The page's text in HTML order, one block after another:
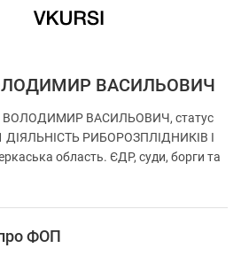
ВАСИЛЬОВИЧ
ВОЛОДИМИР ВАСИЛЬОВИЧ, статус
ДІЯЛЬНІСТЬ РИБОРОЗПЛІДНИКІВ І
область. ЄДР, суди, борги та
про ФОП